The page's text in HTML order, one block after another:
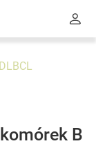
DLBCL
B